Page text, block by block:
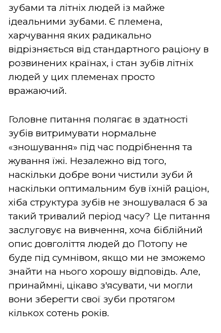
зубами та літніх людей із майже
ідеальними зубами. Є племена,
харчування яких радикально
відрізняється від стандартного раціону в
розвинених країнах, і стан зубів літніх
людей у цих племенах просто
вражаючий.
Головне питання полягає в здатності
зубів витримувати нормальне
«зношування» під час подрібнення та
жування їжі. Незалежно від того,
наскільки добре вони чистили зуби й
наскільки оптимальним був їхній раціон,
хіба структура зубів не зношувалася б за
такий тривалий період часу? Це питання
заслуговує на вивчення, хоча біблійний
опис довголіття людей до Потопу не
буде під сумнівом, якщо ми не зможемо
знайти на нього хорошу відповідь. Але,
принаймні, цікаво з'ясувати, чи могли
вони зберегти свої зуби протягом
кількох сотень років.